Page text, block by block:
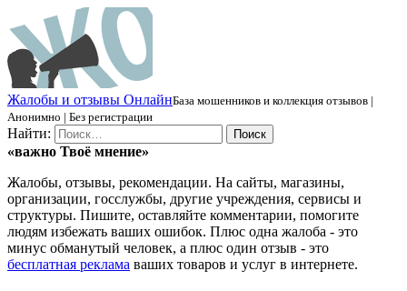
Жалобы и отзывы ОнлайнБаза мошенников и коллекция отзывов |
Анонимно | Без регистрации
Найти:
«важно Твоё мнение»
Жалобы, отзывы, рекомендации. На сайты, магазины,
организации, госслужбы, другие учреждения, сервисы и
структуры. Пишите, оставляйте комментарии, помогите
людям избежать ваших ошибок. Плюс одна жалоба - это
минус обманутый человек, а плюс один отзыв - это
бесплатная реклама ваших товаров и услуг в интернете.